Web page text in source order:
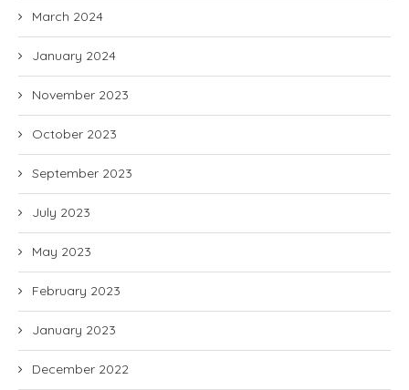
March 2024
January 2024
November 2023
October 2023
September 2023
July 2023
May 2023
February 2023
January 2023
December 2022